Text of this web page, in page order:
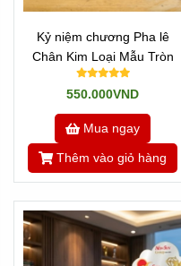
Kỷ niệm chương Pha lê
Chân Kim Loại Mẫu Tròn
550.000VND
Mua ngay
Thêm vào giỏ hàng